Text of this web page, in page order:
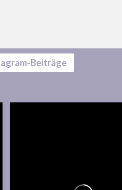
Beiträge